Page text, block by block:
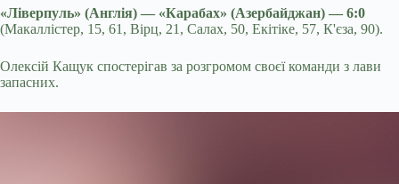
«Ліверпуль» (Англія) — «Карабах» (Азербайджан) — 6:0
(Макаллістер, 15, 61, Вірц, 21, Салах, 50, Екітіке, 57, К'єза, 90).
Олексій Кащук спостерігав за розгромом своєї команди з лави
запасних.